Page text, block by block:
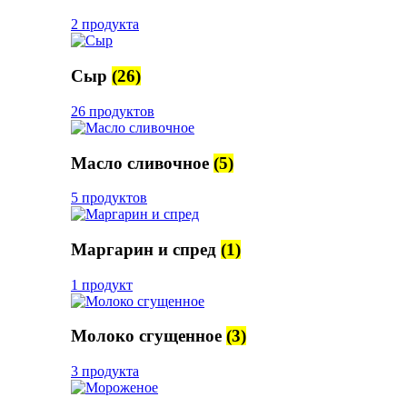
2 продукта
Сыр (26)
26 продуктов
Масло сливочное (5)
5 продуктов
Маргарин и спред (1)
1 продукт
Молоко сгущенное (3)
3 продукта